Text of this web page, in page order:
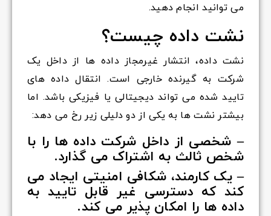
می توانید انجام دهید.
نشت داده چیست؟
نشت داده، انتشار غیرمجاز داده ها از داخل یک
شرکت به گیرنده خارجی است. انتقال داده های
تایید شده می تواند دیجیتالی یا فیزیکی باشد. اما
بیشتر نشت ها به یکی از دو دلیلی زیر رخ می دهد:
– شخصی از داخل شرکت داده ها را با
شخص ثالث به اشتراک می گذارد.
– یک کارمند، شکافی امنیتی ایجاد می
کند که دسترسی غیر قابل تایید به
داده ها را امکان پذیر می کند.